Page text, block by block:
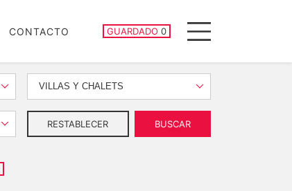
CONTACTO GUARDADO 0
PROPIEDADES GUARDADAS
Menu
VILLAS Y CHALETS
RESTABLECER BUSCAR